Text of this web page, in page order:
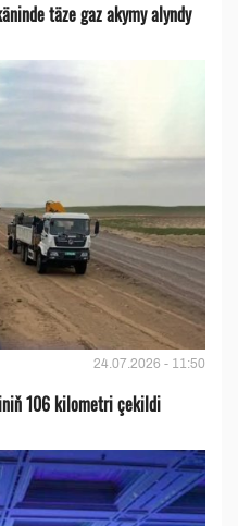
täze gaz akymy alyndy
24.07.2026 - 11:50
106 kilometri çekildi